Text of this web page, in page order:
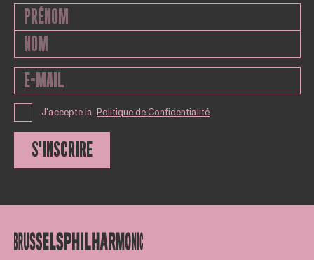
J'accepte la Politique de Confidentialité
S'INSCRIRE